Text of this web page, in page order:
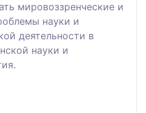
мировоззренческие и
науки и
деятельности в
науки и